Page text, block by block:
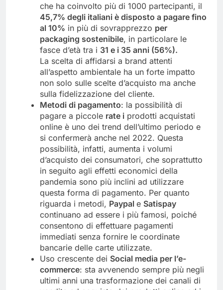
che ha coinvolto più di 1000 partecipanti, il
45,7% degli italiani è disposto a pagare fino
al 10% in più di sovrapprezzo per
packaging sostenibile, in particolare le
fasce d’età tra i 31 e i 35 anni (56%).
La scelta di affidarsi a brand attenti
all’aspetto ambientale ha un forte impatto
non solo sulle scelte d’acquisto ma anche
sulla fidelizzazione del cliente.
Metodi di pagamento: la possibilità di
pagare a piccole rate i prodotti acquistati
online è uno dei trend dell’ultimo periodo e
si confermerà anche nel 2022. Questa
possibilità, infatti, aumenta i volumi
d’acquisto dei consumatori, che soprattutto
in seguito agli effetti economici della
pandemia sono più inclini ad utilizzare
questa forma di pagamento. Per quanto
riguarda i metodi, Paypal e Satispay
continuano ad essere i più famosi, poiché
consentono di effettuare pagamenti
immediati senza fornire le coordinate
bancarie delle carte utilizzate.
Uso crescente dei Social media per l’e-
commerce: sta avvenendo sempre più negli
ultimi anni una trasformazione dei canali di